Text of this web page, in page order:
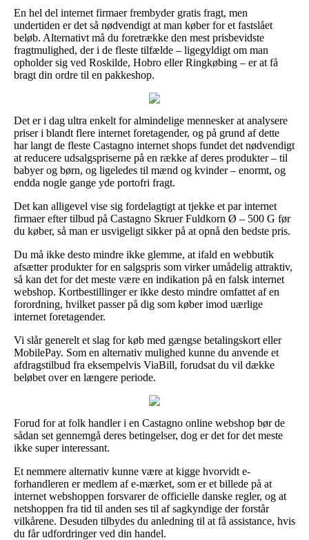
En hel del internet firmaer frembyder gratis fragt, men
undertiden er det så nødvendigt at man køber for et fastslået
beløb. Alternativt må du foretrække den mest prisbevidste
fragtmulighed, der i de fleste tilfælde – ligegyldigt om man
opholder sig ved Roskilde, Hobro eller Ringkøbing – er at få
bragt din ordre til en pakkeshop.
Det er i dag ultra enkelt for almindelige mennesker at analysere
priser i blandt flere internet foretagender, og på grund af dette
har langt de fleste Castagno internet shops fundet det nødvendigt
at reducere udsalgspriserne på en række af deres produkter – til
babyer og børn, og ligeledes til mænd og kvinder – enormt, og
endda nogle gange yde portofri fragt.
Det kan alligevel vise sig fordelagtigt at tjekke et par internet
firmaer efter tilbud på Castagno Skruer Fuldkorn Ø – 500 G før
du køber, så man er usvigeligt sikker på at opnå den bedste pris.
Du må ikke desto mindre ikke glemme, at ifald en webbutik
afsætter produkter for en salgspris som virker umådelig attraktiv,
så kan det for det meste være en indikation på en falsk internet
webshop. Kortbestillinger er ikke desto mindre omfattet af en
forordning, hvilket passer på dig som køber imod uærlige
internet foretagender.
Vi slår generelt et slag for køb med gængse betalingskort eller
MobilePay. Som en alternativ mulighed kunne du anvende et
afdragstilbud fra eksempelvis ViaBill, forudsat du vil dække
beløbet over en længere periode.
Forud for at folk handler i en Castagno online webshop bør de
sådan set gennemgå deres betingelser, dog er det for det meste
ikke super interessant.
Et nemmere alternativ kunne være at kigge hvorvidt e-
forhandleren er medlem af e-mærket, som er et billede på at
internet webshoppen forsvarer de officielle danske regler, og at
netshoppen fra tid til anden ses til af sagkyndige der forstår
vilkårene. Desuden tilbydes du anledning til at få assistance, hvis
du får udfordringer ved din handel.